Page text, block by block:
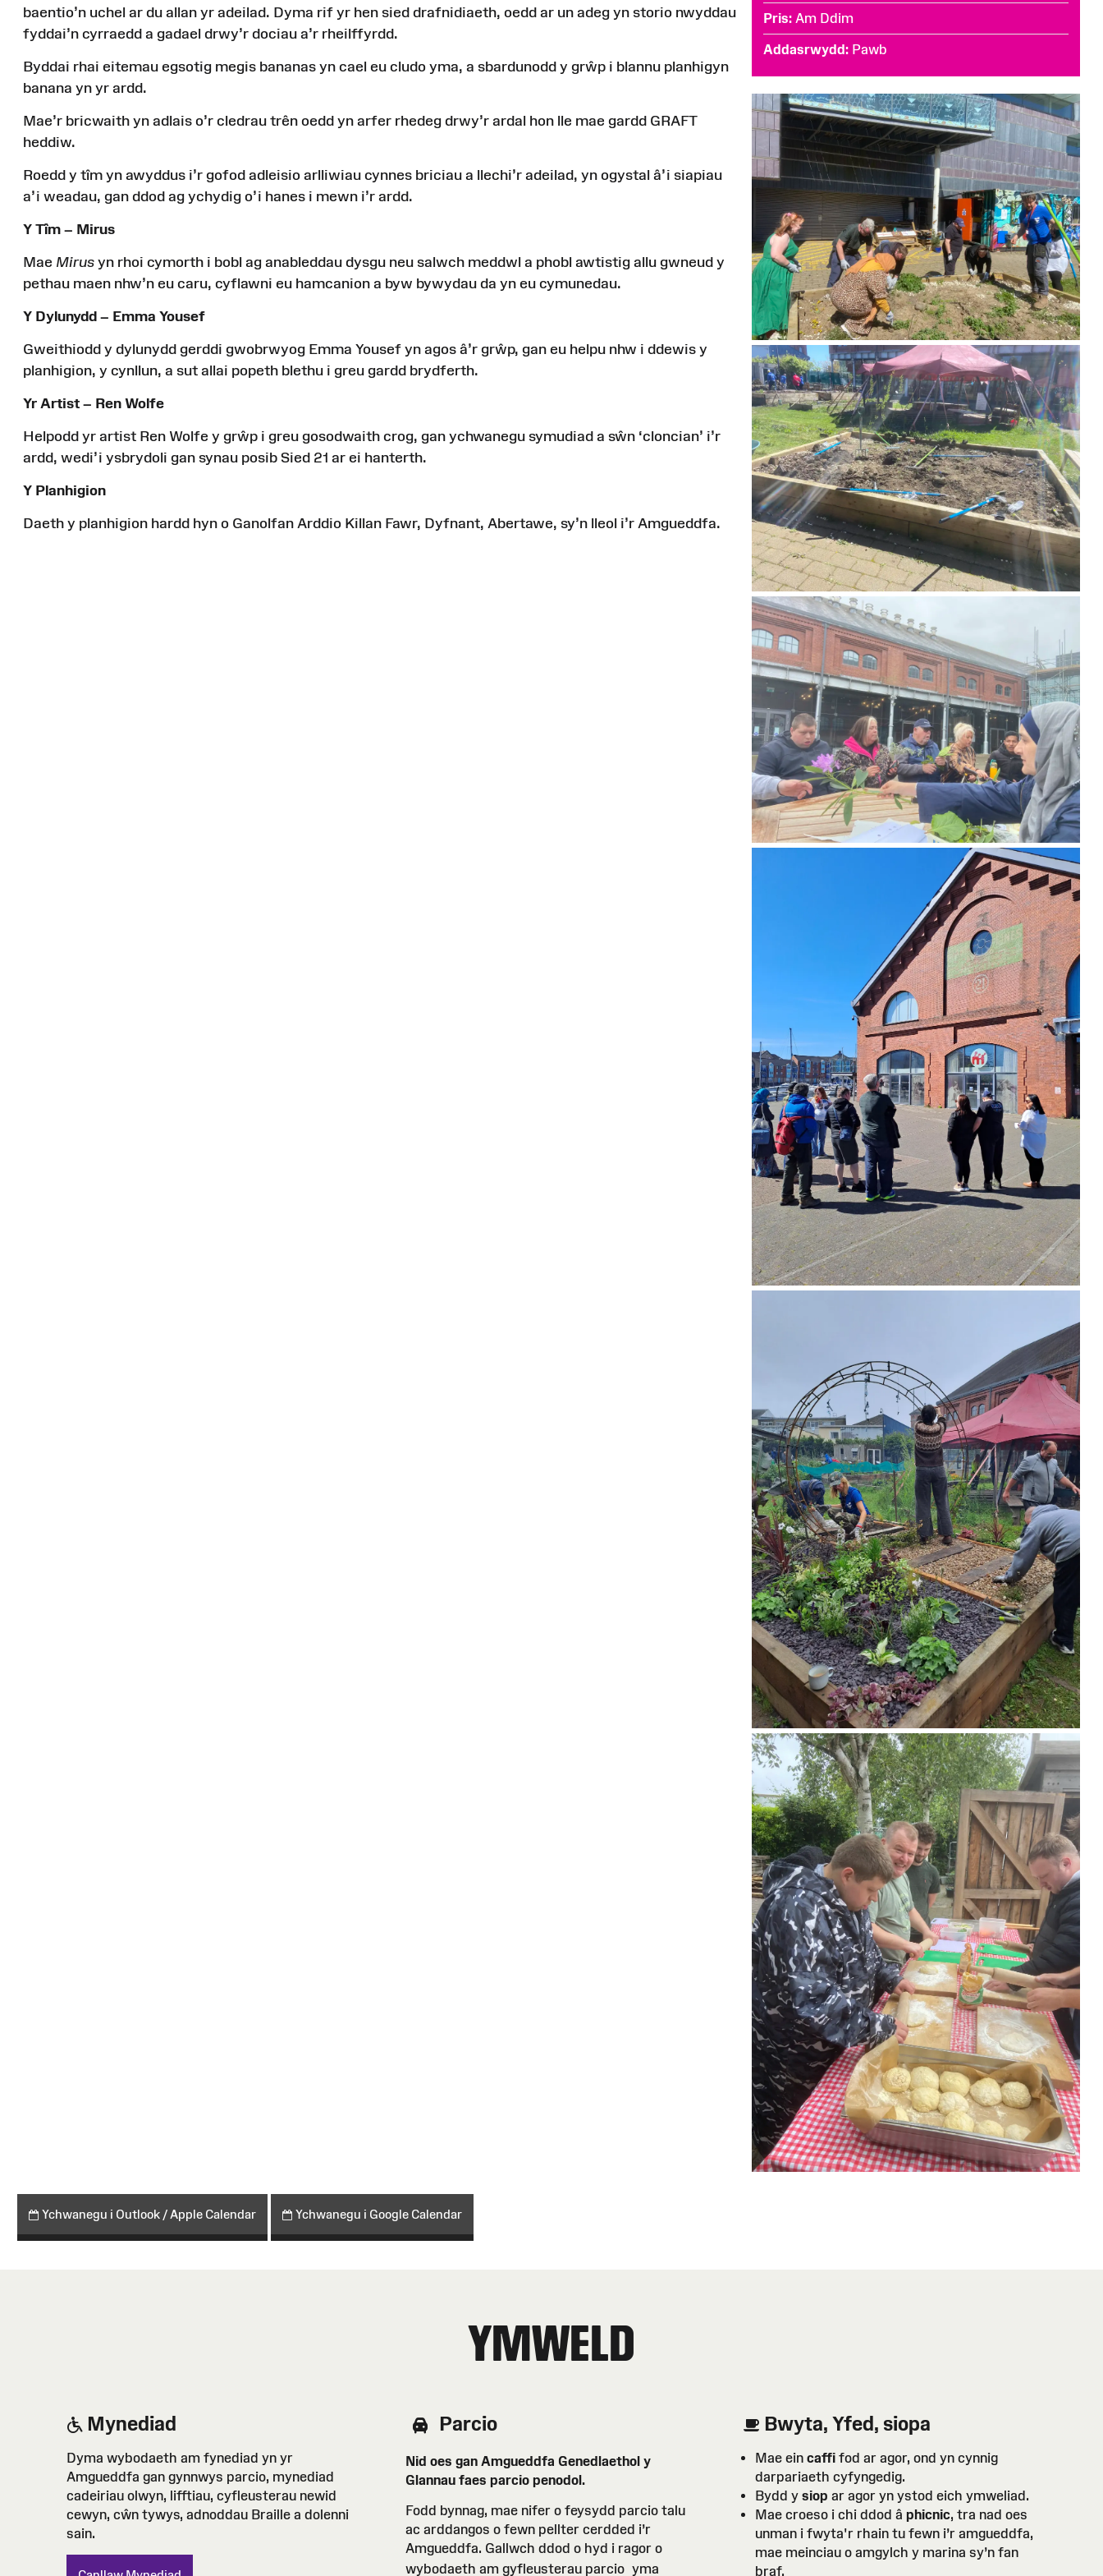
baentio’n uchel ar du allan yr adeilad. Dyma rif yr hen sied drafnidiaeth, oedd ar un adeg yn storio nwyddau
fyddai’n cyrraedd a gadael drwy’r dociau a’r rheilffyrdd.
Byddai rhai eitemau egsotig megis bananas yn cael eu cludo yma, a sbardunodd y grŵp i blannu planhigyn
banana yn yr ardd.
Mae’r bricwaith yn adlais o’r cledrau trên oedd yn arfer rhedeg drwy’r ardal hon lle mae gardd GRAFT
heddiw.
Roedd y tîm yn awyddus i’r gofod adleisio arlliwiau cynnes briciau a llechi’r adeilad, yn ogystal â’i siapiau
a’i weadau, gan ddod ag ychydig o’i hanes i mewn i’r ardd.
Y Tîm – Mirus
Mae Mirus yn rhoi cymorth i bobl ag anableddau dysgu neu salwch meddwl a phobl awtistig allu gwneud y
pethau maen nhw’n eu caru, cyflawni eu hamcanion a byw bywydau da yn eu cymunedau.
Y Dylunydd – Emma Yousef
Gweithiodd y dylunydd gerddi gwobrwyog Emma Yousef yn agos â’r grŵp, gan eu helpu nhw i ddewis y
planhigion, y cynllun, a sut allai popeth blethu i greu gardd brydferth.
Yr Artist – Ren Wolfe
Helpodd yr artist Ren Wolfe y grŵp i greu gosodwaith crog, gan ychwanegu symudiad a sŵn ‘cloncian’ i’r
ardd, wedi’i ysbrydoli gan synau posib Sied 21 ar ei hanterth.
Y Planhigion
Daeth y planhigion hardd hyn o Ganolfan Arddio Killan Fawr, Dyfnant, Abertawe, sy’n lleol i’r Amgueddfa.
Pris Am Ddim
Addasrwydd Pawb
Ychwanegu i Outlook / Apple Calendar Ychwanegu i Google Calendar
YMWELD
Mynediad
Dyma wybodaeth am fynediad yn yr
Amgueddfa gan gynnwys parcio, mynediad
cadeiriau olwyn, lifftiau, cyfleusterau newid
cewyn, cŵn tywys, adnoddau Braille a dolenni
sain.
Parcio
Nid oes gan Amgueddfa Genedlaethol y
Glannau faes parcio penodol.
Fodd bynnag, mae nifer o feysydd parcio talu
ac arddangos o fewn pellter cerdded i’r
Amgueddfa. Gallwch ddod o hyd i ragor o
wybodaeth am gyfleusterau parcio yma
Bwyta, Yfed, siopa
Mae eincaffifod ar agor, ond yn cynnig
darpariaeth cyfyngedig.
Bydd ysiopar agor yn ystod eich ymweliad.
Mae croeso i chi ddod âphicnic, tra nad oes
unman i fwyta'r rhain tu fewn i’r amgueddfa,
mae meinciau o amgylch y marina sy’n fan
braf.